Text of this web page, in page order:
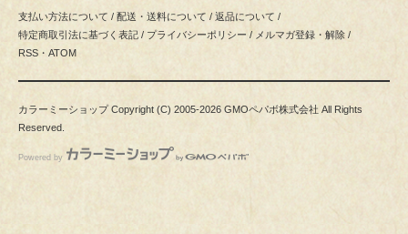
支払い方法について / 配送・送料について / 返品について /
特定商取引法に基づく表記 / プライバシーポリシー / メルマガ登録・解除 /
RSS ・ ATOM
カラーミーショップCopyright (C) 2005-2026 GMOペパボ株式会社 All Rights
Reserved.
Powered by